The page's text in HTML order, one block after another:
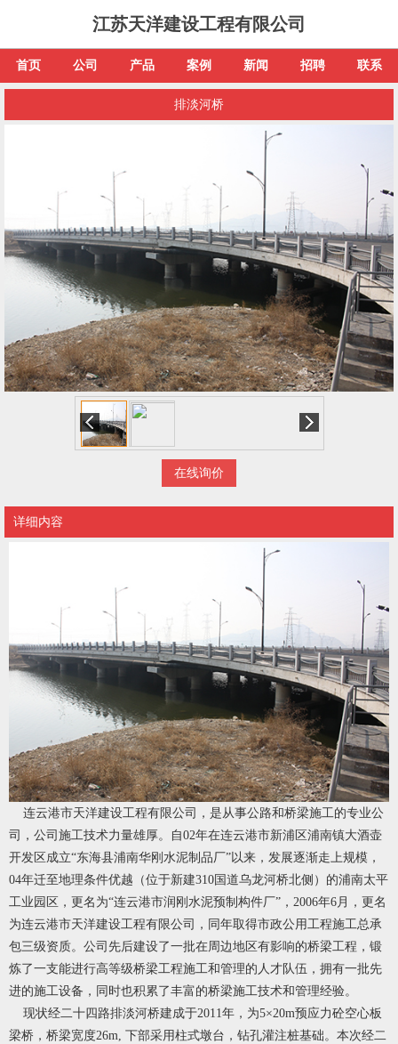
江苏天洋建设工程有限公司
首页 公司 产品 案例 新闻 招聘 联系
排淡河桥
在线询价
详细内容
连云港市天洋建设工程有限公司，是从事公路和桥梁施工的专业公
司，公司施工技术力量雄厚。自02年在连云港市新浦区浦南镇大酒壶
开发区成立“东海县浦南华刚水泥制品厂”以来，发展逐渐走上规模，
04年迁至地理条件优越（位于新建310国道乌龙河桥北侧）的浦南太平
工业园区，更名为“连云港市润刚水泥预制构件厂”，2006年6月，更名
为连云港市天洋建设工程有限公司，同年取得市政公用工程施工总承
包三级资质。公司先后建设了一批在周边地区有影响的桥梁工程，锻
炼了一支能进行高等级桥梁工程施工和管理的人才队伍，拥有一批先
进的施工设备，同时也积累了丰富的桥梁施工技术和管理经验。
现状经二十四路排淡河桥建成于2011年，为5×20m预应力砼空心板
梁桥，桥梁宽度26m, 下部采用柱式墩台，钻孔灌注桩基础。本次经二